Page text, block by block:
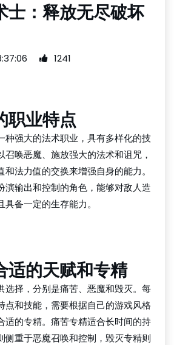
士：释放无尽破坏
1241
职业特点
种强大的法术职业，具有多样化的技
召唤恶魔、施放强大的法术和诅咒，
法力值的交换来增强自身的能力。
演输出和控制的角色，能够对敌人造
备一定的生存能力。
适的天赋和专精
选择，分别是痛苦、恶魔和毁灭。每
点和技能，需要根据自己的游戏风格
适的专精。痛苦专精适合长时间的持
侧重于恶魔召唤和控制，毁灭专精则